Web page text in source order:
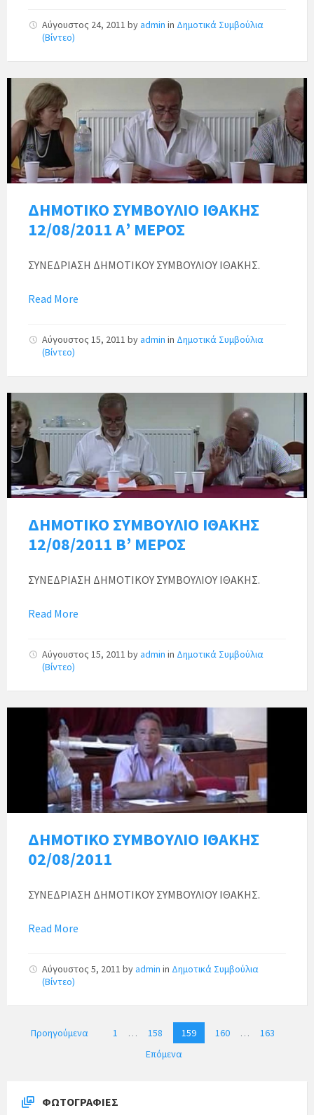
Αύγουστος 24, 2011 byadmin in Δημοτικά Συμβούλια
(Βίντεο)
ΔΗΜΟΤΙΚΟ ΣΥΜΒΟΥΛΙΟ ΙΘΑΚΗΣ
12/08/2011 Α’ ΜΕΡΟΣ
ΣΥΝΕΔΡΙΑΣΗ ΔΗΜΟΤΙΚΟΥ ΣΥΜΒΟΥΛΙΟΥ ΙΘΑΚΗΣ.
Read More
Αύγουστος 15, 2011 byadmin in Δημοτικά Συμβούλια
(Βίντεο)
ΔΗΜΟΤΙΚΟ ΣΥΜΒΟΥΛΙΟ ΙΘΑΚΗΣ
12/08/2011 Β’ ΜΕΡΟΣ
ΣΥΝΕΔΡΙΑΣΗ ΔΗΜΟΤΙΚΟΥ ΣΥΜΒΟΥΛΙΟΥ ΙΘΑΚΗΣ.
Read More
Αύγουστος 15, 2011 byadmin in Δημοτικά Συμβούλια
(Βίντεο)
ΔΗΜΟΤΙΚΟ ΣΥΜΒΟΥΛΙΟ ΙΘΑΚΗΣ
02/08/2011
ΣΥΝΕΔΡΙΑΣΗ ΔΗΜΟΤΙΚΟΥ ΣΥΜΒΟΥΛΙΟΥ ΙΘΑΚΗΣ.
Read More
Αύγουστος 5, 2011 byadmin in Δημοτικά Συμβούλια
(Βίντεο)
Προηγούμενα 1 … 158 159 160 …
163
Επόμενα
ΦΩΤΟΓΡΑΦΊΕΣ